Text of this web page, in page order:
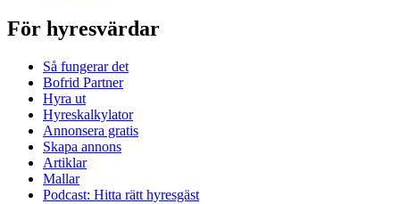
För hyresvärdar
Så fungerar det
Bofrid Partner
Hyra ut
Hyreskalkylator
Annonsera gratis
Skapa annons
Artiklar
Mallar
Podcast: Hitta rätt hyresgäst